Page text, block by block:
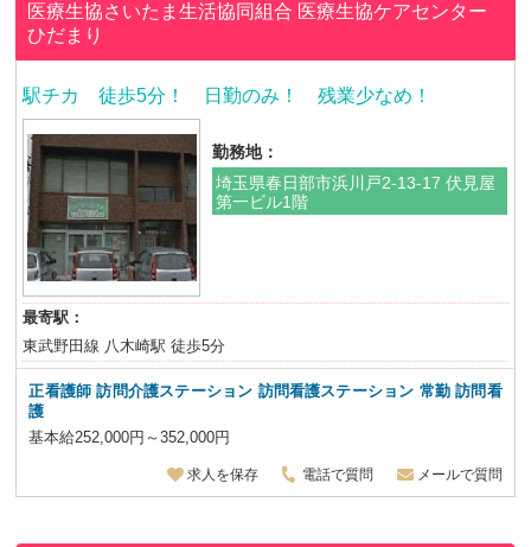
医療生協さいたま生活協同組合 医療生協ケアセンター
ひだまり
駅チカ 徒歩5分！ 日勤のみ！ 残業少なめ！
勤務地：
埼玉県春日部市浜川戸2-13-17 伏見屋
第一ビル1階
最寄駅：
東武野田線 八木崎駅 徒歩5分
正看護師訪問介護ステーション 訪問看護ステーション 常勤 訪問看
護
基本給252,000円～352,000円
求人を保存 電話で質問 メールで質問